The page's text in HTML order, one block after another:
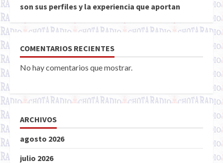
son sus perfiles y la experiencia que aportan
COMENTARIOS RECIENTES
No hay comentarios que mostrar.
ARCHIVOS
agosto 2026
julio 2026